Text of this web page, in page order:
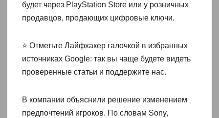
будет через PlayStation Store или у розничных
продавцов, продающих цифровые ключи.
⭐ Отметьте Лайфхакер галочкой в избранных
источниках Google: так вы чаще будете видеть
проверенные статьи и поддержите нас.
В компании объяснили решение изменением
предпочтений игроков. По словам Sony,